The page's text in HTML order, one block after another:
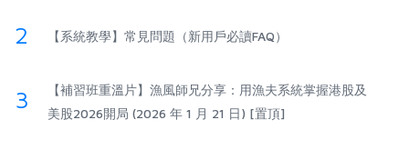
2 【系統教學】常見問題（新用戶必讀FAQ）
3
【補習班重溫片】漁風師兄分享：用漁夫系統掌握港股及
美股2026開局 (2026 年 1 月 21 日) [置頂]